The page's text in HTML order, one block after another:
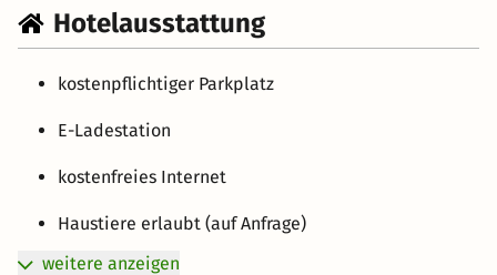
Hotelausstattung
kostenpflichtiger Parkplatz
E-Ladestation
kostenfreies Internet
Haustiere erlaubt (auf Anfrage)
weitere anzeigen